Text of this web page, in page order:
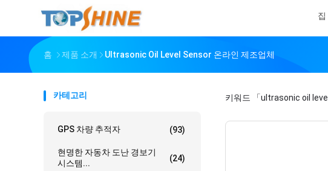
집
홈 제품 소개 Ultrasonic Oil Level Sensor 온라인 제조업체
카테고리
GPS 차량 추적자 (93)
현명한 자동차 도난 경보기
시스템...
(24)
키워드 「ultrasonic oil